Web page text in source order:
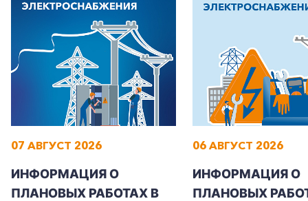
+7-800-700-24-57
Заказать обратный звонок
Частным клиентам
Корпоративным клиентам
07 АВГУСТ 2026
ИНФОРМАЦИЯ О
ПЛАНОВЫХ РАБОТАХ В
06 АВГУСТ 2026
ИНФОРМАЦИЯ О
ПЛАНОВЫХ